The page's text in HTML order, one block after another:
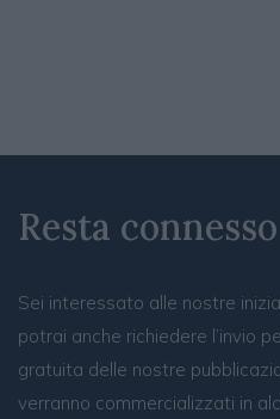
Resta connesso
Sei interessato alle nostre
potrai anche richiedere l’invio
gratuita delle nostre
verranno commercializzati in